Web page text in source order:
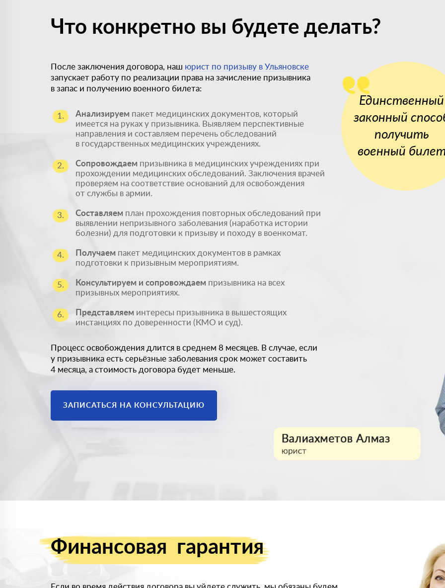
Что конкретно вы будете делать?
После заключения договора, наш юрист по призыву в Ульяновске
запускает работу по реализации права на зачисление призывника
в запас и получению военного билета:
1. Анализируем пакет медицинских документов, который
имеется на руках у призывника. Выявляем перспективные
направления и составляем перечень обследований
в государственных медицинских учреждениях.
2. Сопровождаем призывника в медицинских учреждениях при
прохождении медицинских обследований. Заключения врачей
проверяем на соответствие оснований для освобождения
от службы в армии.
3. Составляем план прохождения повторных обследований при
выявлении непризывного заболевания (наработка истории
болезни) для подготовки к призыву и походу в военкомат.
4. Получаем пакет медицинских документов в рамках
подготовки к призывным мероприятиям.
5. Консультируем и сопровождаем призывника на всех
призывных мероприятиях.
6. Представляем интересы призывника в вышестоящих
инстанциях по доверенности (КМО и суд).
Процесс освобождения длится в среднем 8 месяцев. В случае, если
у призывника есть серьёзные заболевания срок может составить
4 месяца, а стоимость договора будет меньше.
ЗАПИСАТЬСЯ НА КОНСУЛЬТАЦИЮ
Единственный
законный
получить
военный
Финансовая гарантия